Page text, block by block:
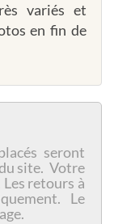
variés et
en fin de
seront
site. Votre
retours à
Le